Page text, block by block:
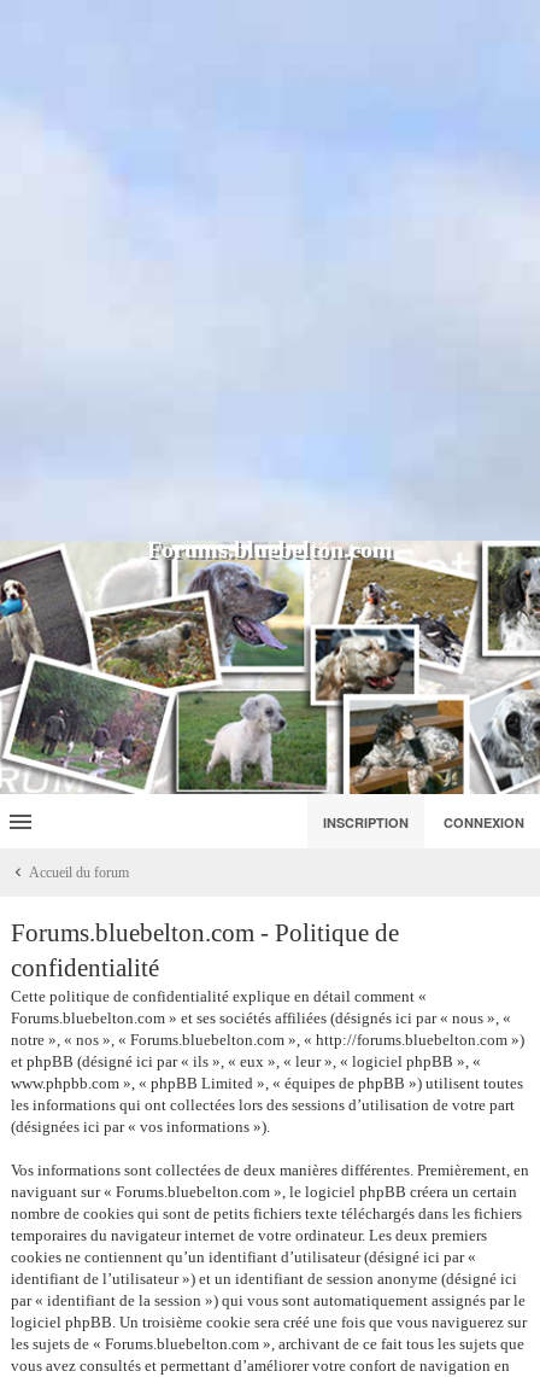
Forums.bluebelton.com
INSCRIPTION CONNEXION
Accueil du forum
Forums.bluebelton.com - Politique de
confidentialité
Cette politique de confidentialité explique en détail comment «
Forums.bluebelton.com » et ses sociétés affiliées (désignés ici par « nous », «
notre », « nos », « Forums.bluebelton.com », « http://forums.bluebelton.com »)
et phpBB (désigné ici par « ils », « eux », « leur », « logiciel phpBB », «
www.phpbb.com », « phpBB Limited », « équipes de phpBB ») utilisent toutes
les informations qui ont collectées lors des sessions d’utilisation de votre part
(désignées ici par « vos informations »).
Vos informations sont collectées de deux manières différentes. Premièrement, en
naviguant sur « Forums.bluebelton.com », le logiciel phpBB créera un certain
nombre de cookies qui sont de petits fichiers texte téléchargés dans les fichiers
temporaires du navigateur internet de votre ordinateur. Les deux premiers
cookies ne contiennent qu’un identifiant d’utilisateur (désigné ici par «
identifiant de l’utilisateur ») et un identifiant de session anonyme (désigné ici
par « identifiant de la session ») qui vous sont automatiquement assignés par le
logiciel phpBB. Un troisième cookie sera créé une fois que vous naviguerez sur
les sujets de « Forums.bluebelton.com », archivant de ce fait tous les sujets que
vous avez consultés et permettant d’améliorer votre confort de navigation en